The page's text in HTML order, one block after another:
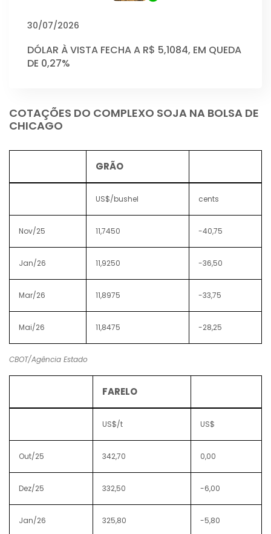
30/07/2026
DÓLAR À VISTA FECHA A R$ 5,1084, EM QUEDA
DE 0,27%
COTAÇÕES DO COMPLEXO SOJA NA BOLSA DE
CHICAGO
CBOT/Agência Estado
GRÃO
US$/bushel cents
Nov/25 11,7450 -40,75
Jan/26 11,9250 -36,50
Mar/26 11,8975 -33,75
Mai/26 11,8475 -28,25
FARELO
US$/t US$
Out/25 342,70 0,00
Dez/25 332,50 -6,00
Jan/26 325,80 -5,80